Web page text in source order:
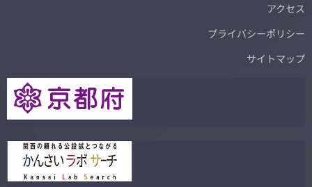
アクセス
プライバシーポリシー
サイトマップ